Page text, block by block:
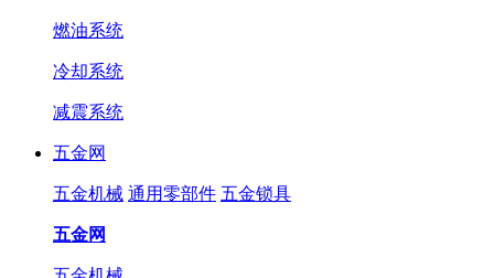
燃油系统
冷却系统
减震系统
五金网
五金机械 通用零部件 五金锁具
五金网